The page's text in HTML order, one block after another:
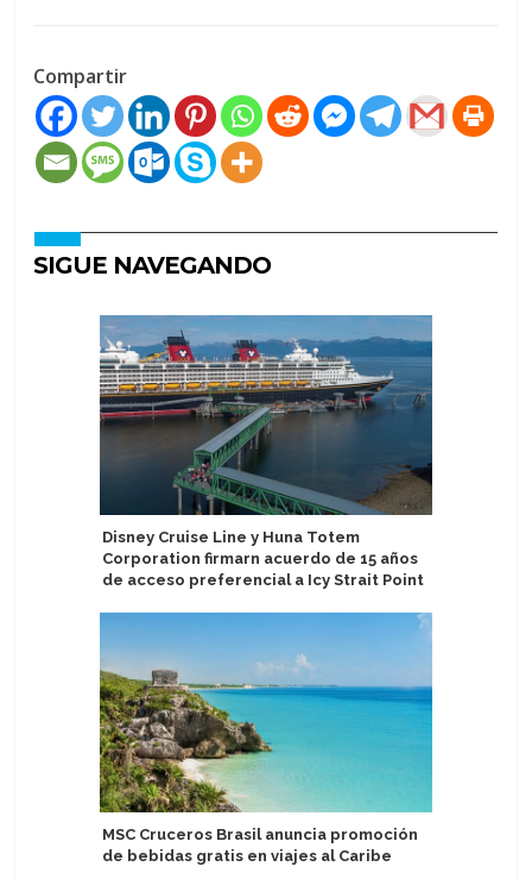
Compartir
SIGUE NAVEGANDO
Disney Cruise Line y Huna Totem
Corporation firmarn acuerdo de 15 años
de acceso preferencial a Icy Strait Point
MSC Cruceros Brasil anuncia promoción
de bebidas gratis en viajes al Caribe